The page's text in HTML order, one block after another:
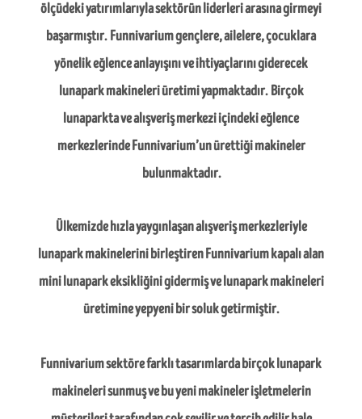
ölçüdeki yatırımlarıyla sektörün liderleri arasına girmeyi
başarmıştır.Funnivariumgençlere, ailelere, çocuklara
yönelik eğlence anlayışını ve ihtiyaçlarını giderecek
lunapark makineleriüretimi yapmaktadır. Birçok
lunaparkta ve alışveriş merkezi içindeki eğlence
merkezlerindeFunnivarium’un ürettiği makineler
bulunmaktadır.
Ülkemizde hızla yaygınlaşan alışveriş merkezleriyle
lunapark makinelerinibirleştirenFunnivariumkapalı alan
minilunaparkeksikliğini gidermiş velunapark makineleri
üretimine yepyeni bir soluk getirmiştir.
Funnivariumsektöre farklı tasarımlarda birçoklunapark
makinelerisunmuş ve bu yeni makineler işletmelerin